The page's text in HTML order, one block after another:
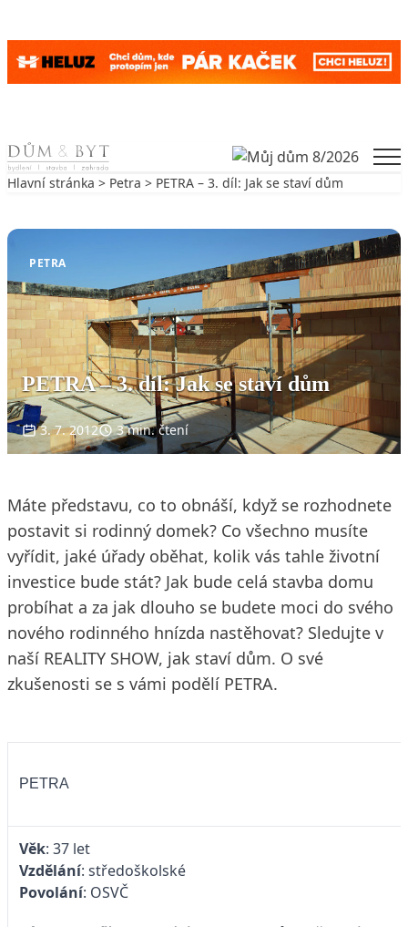
Skip to content
Hlavní stránka > Petra > PETRA – 3. díl: Jak se staví dům
PETRA
PETRA – 3. díl: Jak se staví dům
3. 7. 2012 3 min. čtení
Máte představu, co to obnáší, když se rozhodnete
postavit si rodinný domek? Co všechno musíte
vyřídit, jaké úřady oběhat, kolik vás tahle životní
investice bude stát? Jak bude celá stavba domu
probíhat a za jak dlouho se budete moci do svého
nového rodinného hnízda nastěhovat? Sledujte v
naší REALITY SHOW, jak staví dům. O své
zkušenosti se s vámi podělí PETRA.
PETRA
Věk: 37 let
Vzdělání: středoškolské
Povolání: OSVČ